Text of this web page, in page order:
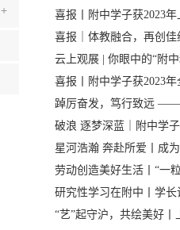
+
喜报丨附中学子获2023
喜报｜体教融合，再创
云上观展 | 你眼中的“附
喜报丨附中学子获2023
踔厉奋发，笃行致远 ——
破浪 逐梦深蓝｜附中学
星河浩瀚 奔赴所爱丨
劳动创造美好生活丨“一
研究性学习在附中丨学
“艺”起守沪，共绘美好